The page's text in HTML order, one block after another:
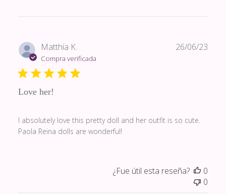
Matthia K.
Compra verificada
Love her!
I absolutely love this pretty doll and her outfit is so cute.
Paola Reina dolls are wonderful!
26/06/23
¿Fue útil esta reseña?
0
0